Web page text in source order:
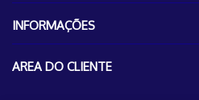
INFORMAÇÕES
AREA DO CLIENTE